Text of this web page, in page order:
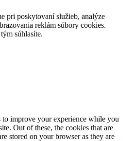
pri poskytovaní služieb, analýze
reklám súbory cookies.
súhlasíte.
to improve your experience while you
Out of these, the cookies that are
stored on your browser as they are